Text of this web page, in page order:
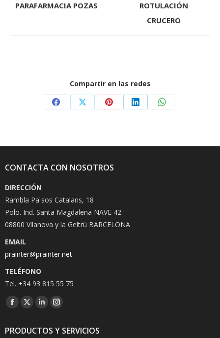
PARAFARMACIA POZAS
ROTULACIÓN
CRUCERO
Compartir en las redes
Share Share Share Share Share
CONTACTA CON NOSOTROS
DIRECCIÓN
Rambla Països Catalans, 18
Polo. Ind. Santa Magdalena NAVE 42
08800 Vilanova y la Geltrú BARCELONA
EMAIL
prainter@prainter.net
TELÉFONO
Tel. +34 93 815 55 75
Facebook
TwitterLinkedinInstagram
PRODUCTOS Y SERVICIOS